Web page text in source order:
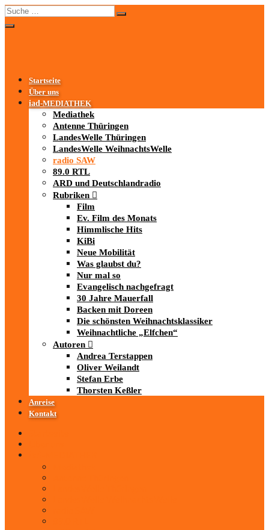
Startseite
Über uns
iad-MEDIATHEK
Mediathek
Antenne Thüringen
LandesWelle Thüringen
LandesWelle WeihnachtsWelle
radio SAW
89.0 RTL
ARD und Deutschlandradio
Rubriken
Film
Ev. Film des Monats
Himmlische Hits
KiBi
Neue Mobilität
Was glaubst du?
Nur mal so
Evangelisch nachgefragt
30 Jahre Mauerfall
Backen mit Doreen
Die schönsten Weihnachtsklassiker
Weihnachtliche „Elfchen“
Autoren
Andrea Terstappen
Oliver Weilandt
Stefan Erbe
Thorsten Keßler
Anreise
Kontakt